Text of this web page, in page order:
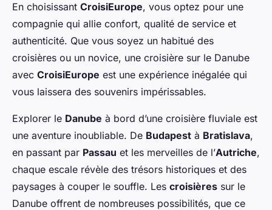
En choisissant CroisiEurope, vous optez pour une
compagnie qui allie confort, qualité de service et
authenticité. Que vous soyez un habitué des
croisières ou un novice, une croisière sur le Danube
avec CroisiEurope est une expérience inégalée qui
vous laissera des souvenirs impérissables.
Explorer le Danube à bord d’une croisière fluviale est
une aventure inoubliable. De Budapest à Bratislava,
en passant par Passau et les merveilles de l’Autriche,
chaque escale révèle des trésors historiques et des
paysages à couper le souffle. Les croisières sur le
Danube offrent de nombreuses possibilités, que ce